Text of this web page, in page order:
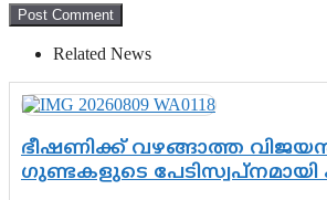
Related News
ഭീഷണിക്ക് വഴങ്ങാത്ത വിജയൻ
ഗുണ്ടകളുടെ